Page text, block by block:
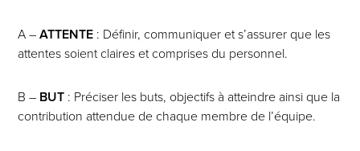
A –ATTENTE : Définir, communiquer et s’assurer que les
attentes soient claires et comprises du personnel.
B – BUT : Préciser les buts, objectifs à atteindre ainsi que la
contribution attendue de chaque membre de l’équipe.